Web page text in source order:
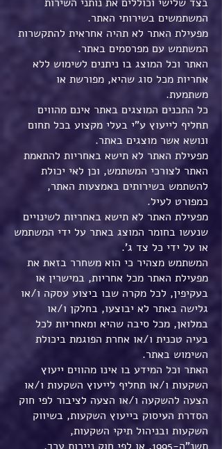
המשתמשים בשירותי האתר.
מפעילת האתר לא תהיה אחראית להתקשרות
המשתמש עם מפרסמים באתר.
האתר וכל המוצג בו ניתנים לשימוש ללא
אחריות מכל סוג שהיא, מפורשת או
משתמעת.
כל התכנים המוצגים באתר אינם מהווים
תחליף לייעוץ ע"י בעלי מקצוע בכל תחום
ונושא אשר מוצגים באתר.
מפעילת האתר לא תישא באחריות להתאמת
האתר לצורכי המשתמש, וכן לאי יכולת
להשתמש בשירותים באמצעות האתר,
כמפורט לעיל.
מפעילת האתר לא תישא באחריות לשינויים
שנעשו בחומר המוצג באתר על ידי המשתמש
או על ידי כל צד ג'.
המשתמש מצהיר כי הוא משחרר בזאת את
מפעילת האתר מכל אחריות, במישרין או
בעקיפין, לכל מקרה שבו ביצוע עסקה ו/או
גלישה באתר לא יבוצעו, בחלקן ו/או
במלואן, מכל סיבה שהיא ומאחריות לכל
בעיה טכנית ו/או אחרת הפוגמת ביכולת
השימוש באתר.
האתר וכל המידע בו אינו מהווים ייעוץ
השקעות ו/או תחליף לייעוץ השקעות ו/או
הצעה להשקעה ו/או הצעה לציבור לפי חוק
הסדרת העיסוק בייעוץ השקעות, בשיווק
השקעות ובניהול תיקי השקעות,